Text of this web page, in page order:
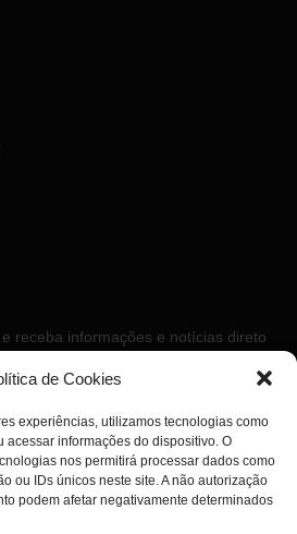
de Cookies
experiências, utilizamos tecnologias como
acessar informações do dispositivo. O
nos permitirá processar dados como
ou IDs únicos neste site. A não autorização
podem afetar negativamente determinados
receba informações e notícias direto